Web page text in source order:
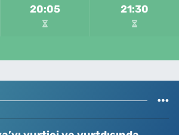
20:05 21:30